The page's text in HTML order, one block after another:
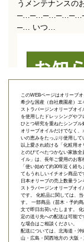
このWEBページはオリーブ
希少な国産（自社農園産）
ストラバージンオリーブオ
を使用したドレッシングや
ひとつ研究を重ねたシンプル
オリーブオイルだけでなく
いの恵みをたっぷり使用し
以上愛され続ける「 化粧用オ
とのびてべたつかない家族全
イル」は、長年ご愛用のお客
「使い始めて約30年近く経
てもうれしいイチオシ商品で
日本オリーブの売上数量ラン
ストラバージンオリーブオイ
です。 化粧品に関しては、
す。 一部商品（苗木・予約
文で即日出荷いたします。
定の送り先への配送は可能
な場合はご相談ください。
配送については、北海道・
山・広島・関西地方の 大阪